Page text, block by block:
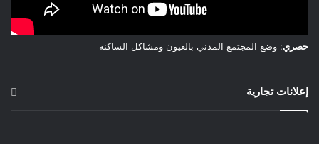
حصري: وضع المجتمع المدني بالعيون ومشاكل الساكنة
إعلانات تجارية